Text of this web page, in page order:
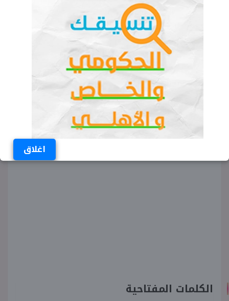
اغلاق
الاستجابة في حادثة اليوم.
تواصل الفرق الميدانية عملها في باليكيسير
وإسطنبول وبقية المدن التي تأثرت بزلزال تركيا
اليوم، مع استمرار انتشار الفيديوهات التي وثقت
اللحظات الأولى للهزة على منصات التواصل
الاجتماعي، في الوقت الذي تترقب فيه السلطات أي
مؤشرات على احتمالية وقوع زلازل لاحقة.
الكلمات المفتاحية